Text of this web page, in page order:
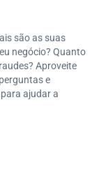
são as suas
negócio? Quanto
Aproveite
e
ajudar a